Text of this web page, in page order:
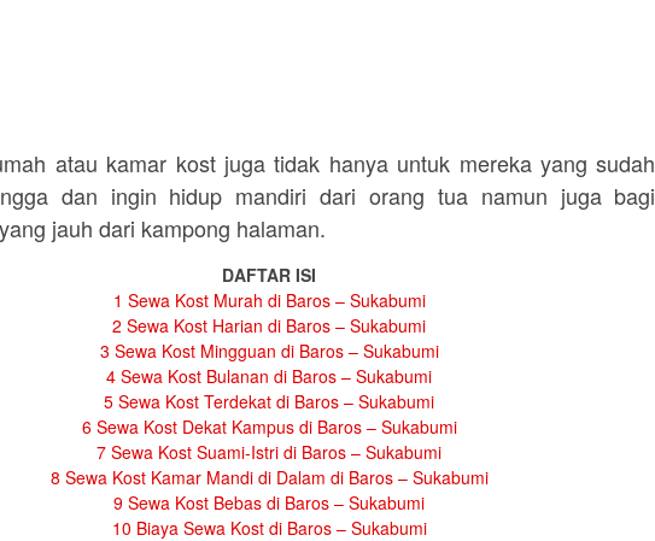
atau kamar kost juga tidak hanya untuk mereka yang sudah
dan ingin hidup mandiri dari orang tua namun juga bagi
jauh dari kampong halaman.
DAFTAR ISI
1 Sewa Kost Murah di Baros – Sukabumi
2 Sewa Kost Harian di Baros – Sukabumi
3 Sewa Kost Mingguan di Baros – Sukabumi
4 Sewa Kost Bulanan di Baros – Sukabumi
5 Sewa Kost Terdekat di Baros – Sukabumi
6 Sewa Kost Dekat Kampus di Baros – Sukabumi
7 Sewa Kost Suami-Istri di Baros – Sukabumi
8 Sewa Kost Kamar Mandi di Dalam di Baros – Sukabumi
9 Sewa Kost Bebas di Baros – Sukabumi
10 Biaya Sewa Kost di Baros – Sukabumi